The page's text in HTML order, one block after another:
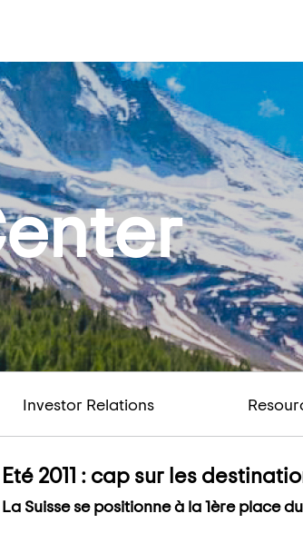
Investor Relations
Eté 2011 : cap sur les
La Suisse se positionne à la 1ère place